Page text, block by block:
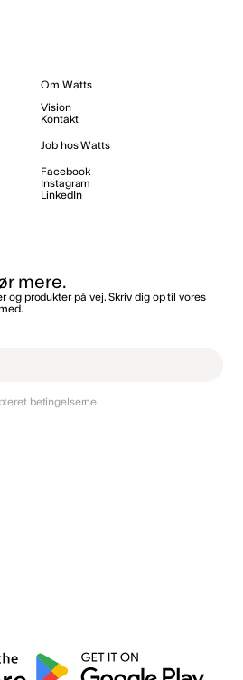
Om Watts
Vision
Kontakt
Job hos Watts
Facebook
Instagram
LinkedIn
mere.
og produkter på vej. Skriv dig op til vores
betingelserne.